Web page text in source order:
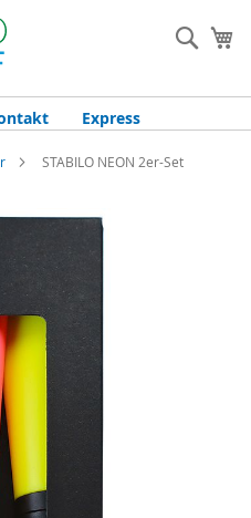
Express
STABILO NEON 2er-Set